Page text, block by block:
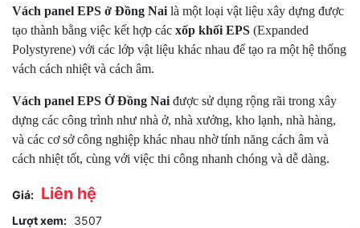
Vách panel EPS ở Đồng Nai là một loại vật liệu xây dựng được
tạo thành bằng việc kết hợp các xốp khối EPS (Expanded
Polystyrene) với các lớp vật liệu khác nhau để tạo ra một hệ thống
vách cách nhiệt và cách âm.
Vách panel EPS Ở Đồng Nai được sử dụng rộng rãi trong xây
dựng các công trình như nhà ở, nhà xưởng, kho lạnh, nhà hàng,
và các cơ sở công nghiệp khác nhau nhờ tính năng cách âm và
cách nhiệt tốt, cùng với việc thi công nhanh chóng và dễ dàng.
Giá: Liên hệ
Lượt xem: 3507